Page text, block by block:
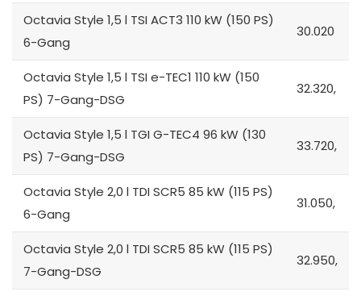
Octavia Style 1,5 l TSI ACT3 110 kW (150 PS)
6-Gang
30.020
Octavia Style 1,5 l TSI e-TEC1 110 kW (150
PS) 7-Gang-DSG
32.320,
Octavia Style 1,5 l TGI G-TEC4 96 kW (130
PS) 7-Gang-DSG
33.720,
Octavia Style 2,0 l TDI SCR5 85 kW (115 PS)
6-Gang
31.050,
Octavia Style 2,0 l TDI SCR5 85 kW (115 PS)
7-Gang-DSG
32.950,